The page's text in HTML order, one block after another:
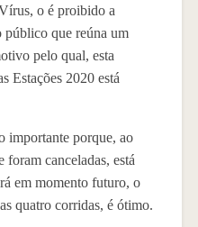
o é proibido a
público que reúna um
pelo qual, esta
Estações 2020 está
importante porque, ao
foram canceladas, está
em momento futuro, o
quatro corridas, é ótimo.